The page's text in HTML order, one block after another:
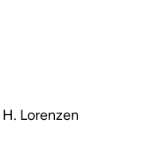
H. Lorenzen